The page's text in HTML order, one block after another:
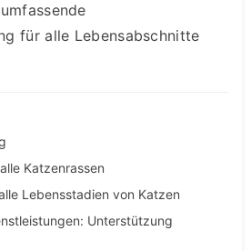
für alle Lebensabschnitte
Katzenrassen
Lebensstadien von Katzen
Unterstützung